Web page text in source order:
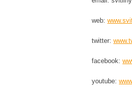
web:
twitter:
facebook:
youtube: